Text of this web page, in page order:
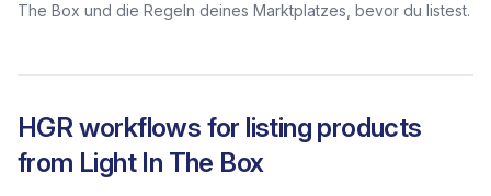
The Box und die Regeln deines Marktplatzes, bevor du listest.
HGR workflows for listing products
from Light In The Box